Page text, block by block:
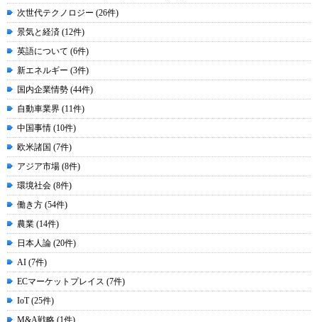
次世代テクノロジー (26件)
景気と経済 (12件)
英語について (6件)
新エネルギー (3件)
国内企業情勢 (44件)
自動車業界 (11件)
中国事情 (10件)
欧米諸国 (7件)
アジア市場 (8件)
環境社会 (8件)
働き方 (54件)
農業 (14件)
日本人論 (20件)
AI (7件)
ECマーケットプレイス (7件)
IoT (25件)